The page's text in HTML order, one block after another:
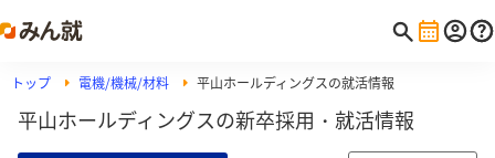
トップ 電機/機械/材料 平山ホールディングスの就活情報
平山ホールディングスの新卒採用・就活情報